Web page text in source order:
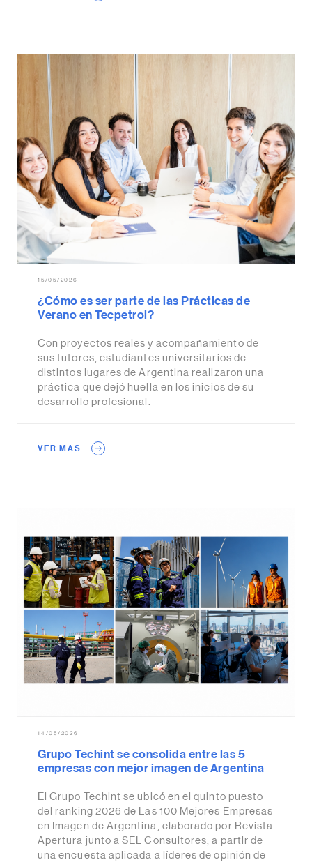
15/05/2026
¿Cómo es ser parte de las Prácticas de
Verano en Tecpetrol?
Con proyectos reales y acompañamiento de
sus tutores, estudiantes universitarios de
distintos lugares de Argentina realizaron una
práctica que dejó huella en los inicios de su
desarrollo profesional.
VER MAS
14/05/2026
Grupo Techint se consolida entre las 5
empresas con mejor imagen de Argentina
El Grupo Techint se ubicó en el quinto puesto
del ranking 2026 de Las 100 Mejores Empresas
en Imagen de Argentina, elaborado por Revista
Apertura junto a SEL Consultores, a partir de
una encuesta aplicada a líderes de opinión de